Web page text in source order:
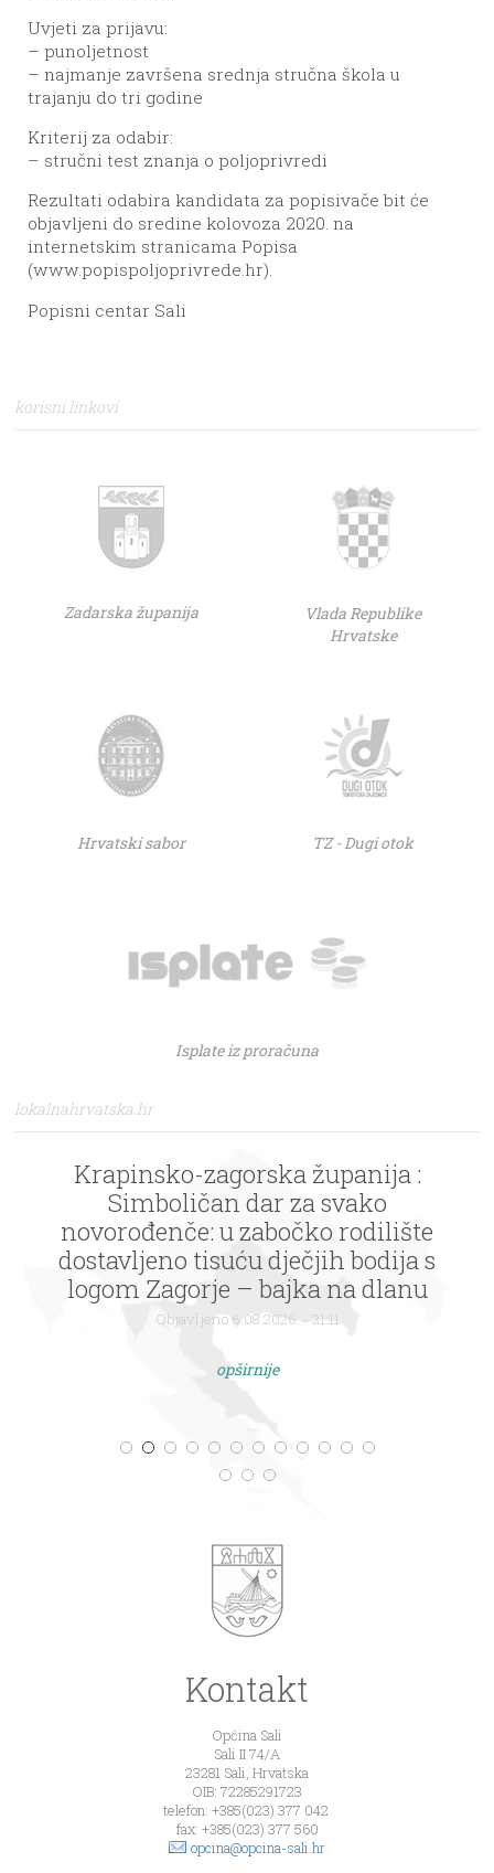
Uvjeti za prijavu:
– punoljetnost
– najmanje završena srednja stručna škola u
trajanju do tri godine
Kriterij za odabir:
– stručni test znanja o poljoprivredi
Rezultati odabira kandidata za popisivače bit će
objavljeni do sredine kolovoza 2020. na
internetskim stranicama Popisa
(www.popispoljoprivrede.hr).
Popisni centar Sali
korisni linkovi
Zadarska županija
Vlada Republike
Hrvatske
Hrvatski sabor TZ - Dugi otok
Isplate iz proračuna
lokalnahrvatska.hr
Krapinsko-zagorska županija :
Simboličan dar za svako
novorođenče: u zabočko rodilište
dostavljeno tisuću dječjih bodija s
logom Zagorje – bajka na dlanu
Objavljeno 6.08.2026. - 21:11
opširnije
Kontakt
Općina Sali
Sali II 74/A
23281 Sali, Hrvatska
OIB: 72285291723
telefon: +385(023) 377 042
fax: +385(023) 377 560
opcina@opcina-sali.hr